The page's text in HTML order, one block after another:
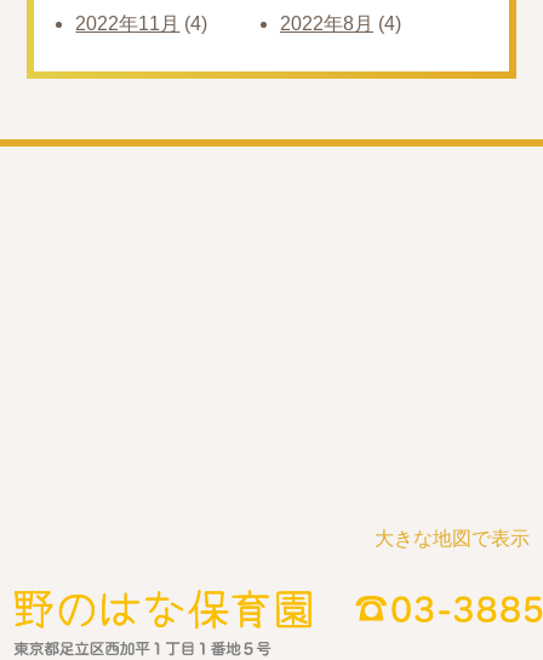
2022年11月 (4) 2022年8月 (4)
大きな地図で表示